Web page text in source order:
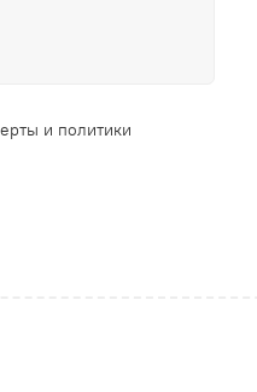
и политики